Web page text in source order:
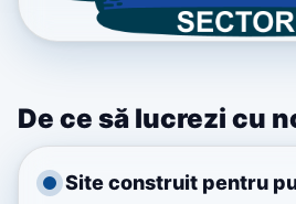
De ce să lucrezi cu
Site construit pentru